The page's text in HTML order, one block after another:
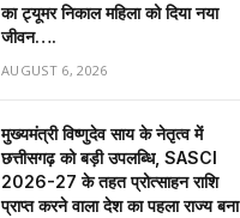
का ट्यूमर निकाल महिला को दिया नया
जीवन….
AUGUST 6, 2026
मुख्यमंत्री विष्णुदेव साय के नेतृत्व में
छत्तीसगढ़ को बड़ी उपलब्धि, SASCI
2026-27 के तहत प्रोत्साहन राशि
प्राप्त करने वाला देश का पहला राज्य बना